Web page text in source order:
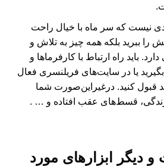
نیست که سر ماه با خیال راحت
را ببرید بلکه همه چیز به تلاش و
باید راه ارتباط با کارفرماها و
یا در سایت‌های فریلنسری فعال
قبول کنید. درغیراین‌صورت شما
قسط‌های عقب افتاده و … .
و دیگر ابزارهای مورد